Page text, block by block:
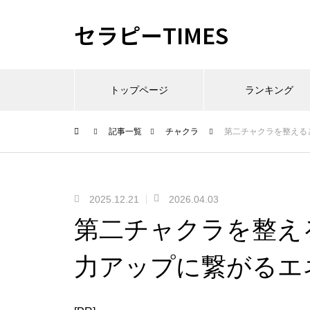
セラピーTIMES
トップページ ランキング
記事一覧 チャクラ 第二チャクラを整え
2025.12.21 2026.04.03
第二チャクラを整
力アップに繋がる